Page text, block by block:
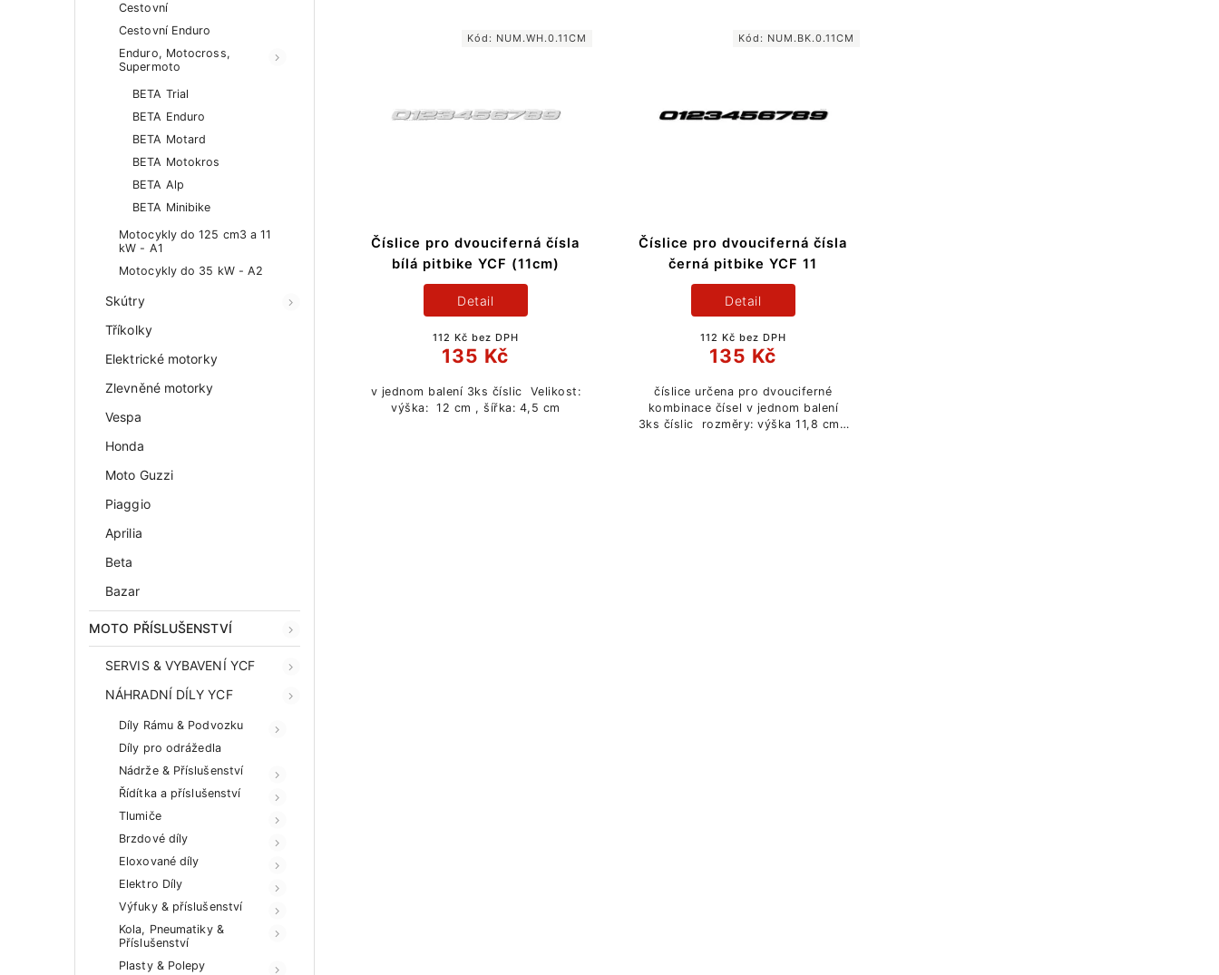
Cestovní
Cestovní Enduro
Enduro, Motocross,
Supermoto
BETA Trial
BETA Enduro
BETA Motard
BETA Motokros
BETA Alp
BETA Minibike
Motocykly do 125 cm3 a 11
kW - A1
Motocykly do 35 kW - A2
Skútry
Tříkolky
Elektrické motorky
Zlevněné motorky
Vespa
Honda
Moto Guzzi
Piaggio
Aprilia
Beta
Bazar
MOTO PŘÍSLUŠENSTVÍ
SERVIS & VYBAVENÍ YCF
NÁHRADNÍ DÍLY YCF
Díly Rámu & Podvozku
Díly pro odrážedla
Nádrže & Příslušenství
Řídítka a příslušenství
Tlumiče
Brzdové díly
Eloxované díly
Elektro Díly
Výfuky & příslušenství
Kola, Pneumatiky &
Příslušenství
Plasty & Polepy
Číslice pro dvouciferná čísla
bílá pitbike YCF (11cm)
112 Kč bez DPH
135 Kč
Detail
v jednom balení 3ks číslic Velikost:
výška: 12 cm , šířka: 4,5 cm
Kód: NUM.WH.0.11CM
Číslice pro dvouciferná čísla
černá pitbike YCF 11
112 Kč bez DPH
135 Kč
Detail
číslice určena pro dvouciferné
kombinace čísel v jednom balení
3ks číslic rozměry: výška 11,8 cm ,
Kód: NUM.BK.0.11CM